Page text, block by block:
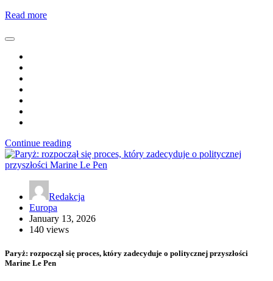
Read more
Continue reading
Redakcja
Europa
January 13, 2026
140 views
Paryż: rozpoczął się proces, który zadecyduje o politycznej przyszłości
Marine Le Pen